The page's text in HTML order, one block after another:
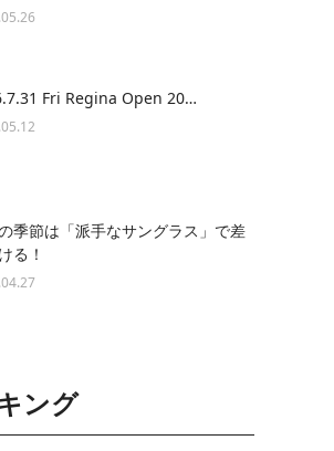
Fri Regina Open 20…
季節は「派手なサングラス」で差
る！
ング